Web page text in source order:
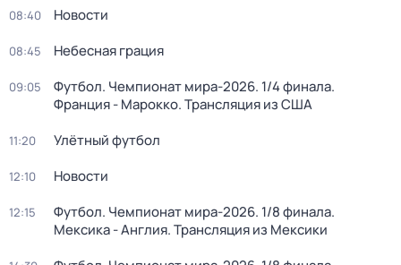
08:40 Новости
08:45 Небесная грация
09:05
Футбол. Чемпионат мира-2026. 1/4 финала.
Франция - Марокко. Трансляция из США
11:20 Улётный футбол
12:10 Новости
12:15
Футбол. Чемпионат мира-2026. 1/8 финала.
Мексика - Англия. Трансляция из Мексики